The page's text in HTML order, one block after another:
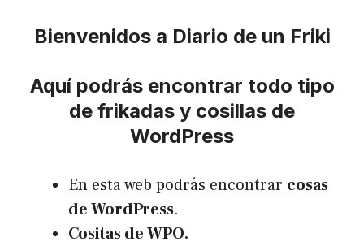
Bienvenidos a Diario de un Friki
Aquí podrás encontrar todo tipo
de frikadas y cosillas de
WordPress
En esta web podrás encontrar cosas
de WordPress.
Cositas de WPO.